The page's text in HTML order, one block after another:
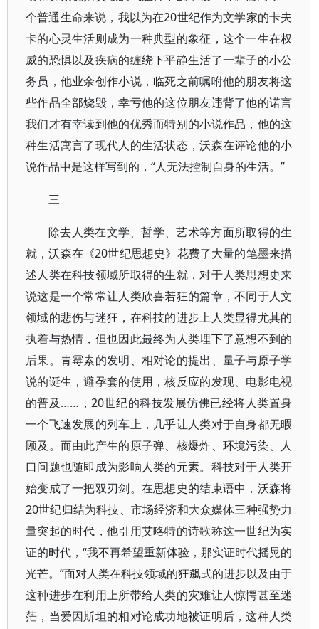
个普通生命来说，我以为在20世纪作为文学家的卡夫
卡的心灵生活则成为一种典型的象征，这个一生在权
威的恐惧以及疾病的缠绕下平静生活了一辈子的小公
务员，他业余创作小说，临死之前嘱咐他的朋友将这
些作品全部烧毁，幸亏他的这位朋友违背了他的诺言
我们才有幸读到他的优秀而特别的小说作品，他的这
种生活寓言了现代人的生活状态，沃森在评论他的小
说作品中是这样写到的，“人无法控制自身的生活。”
三
除去人类在文学、哲学、艺术等方面所取得的生
就，沃森在《20世纪思想史》花费了大量的笔墨来描
述人类在科技领域所取得的生就，对于人类思想史来
说这是一个常常让人类欣喜若狂的篇章，不同于人文
领域的悲伤与迷狂，在科技的进步上人类显得尤其的
执着与热情，但也因此最终为人类埋下了意想不到的
后果。青霉素的发明、相对论的提出、量子与原子学
说的诞生，避孕套的使用，核反应的发现、电影电视
的普及……，20世纪的科技发展仿佛已经将人类置身
一个飞速发展的列车上，几乎让人类对于自身都无暇
顾及。而由此产生的原子弹、核爆炸、环境污染、人
口问题也随即成为影响人类的元素。科技对于人类开
始变成了一把双刃剑。在思想史的结束语中，沃森将
20世纪归结为科技、市场经济和大众媒体三种强势力
量突起的时代，他引用艾略特的诗歌称这一世纪为实
证的时代，“我不再希望重新体验，那实证时代摇晃的
光芒。”面对人类在科技领域的狂飙式的进步以及由于
这种进步在利用上所带给人类的灾难让人惊愕甚至迷
茫，当爱因斯坦的相对论成功地被证明后，这种人类